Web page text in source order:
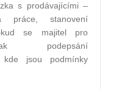
s prodávajícími –
práce, stanovení
se majitel pro
tak podepsání
kde jsou podmínky